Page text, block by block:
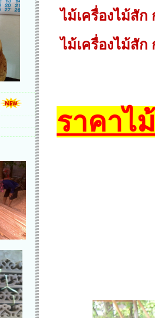
ไม้เครื่องไม้สัก
ไม้เครื่องไม้สัก
ราคาไ